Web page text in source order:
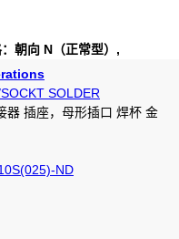
朝向 N（正常型）,
SOLDER
器 插座，母形插口 焊杯 金
ND